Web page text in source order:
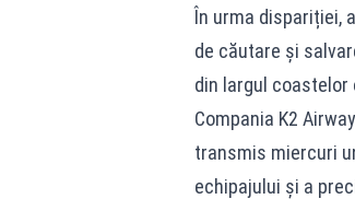
În urma dispariției,
de căutare și
din largul coastelor
Compania K2
transmis miercuri
echipajului și a